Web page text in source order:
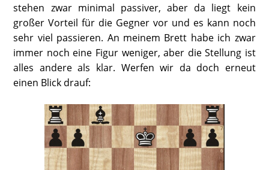
stehen zwar minimal passiver, aber da liegt kein
großer Vorteil für die Gegner vor und es kann noch
sehr viel passieren. An meinem Brett habe ich zwar
immer noch eine Figur weniger, aber die Stellung ist
alles andere als klar. Werfen wir da doch erneut
einen Blick drauf: